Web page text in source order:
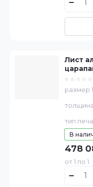
Лист
размер
тип
В
478
от 1 по 1